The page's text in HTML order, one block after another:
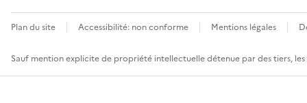
Plan du site Accessibilité: non conforme Mentions légales
Sauf mention explicite de propriété intellectuelle détenue par des tiers,